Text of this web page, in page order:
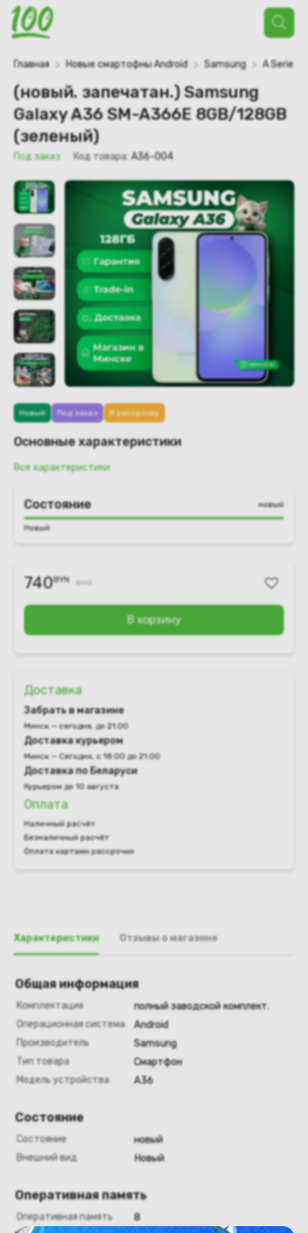
Поиск
товаров
Главная Новые смартофны Android Samsung A Series
(новый. запечатан.) Samsung
Galaxy A36 SM-A366E 8GB/128GB
(зеленый)
Под заказ Код товара: A36-004
Новый Под заказ В рассрочку
Основные характеристики
Все характеристики
Состояние новый
Новый
740BYN 890
В корзину
Доставка
Забрать в магазине
Минск — сегодня, до 21:00
Доставка курьером
Минск — Сегодня, с 18:00 до 21:00
Доставка по Беларуси
Курьером до 10 августа
Оплата
Наличный расчёт
Безналичный расчёт
Оплата картами рассрочки
Характеристики Отзывы о магазине
Общая информация
Комплектация
полный заводской комплект.
Операционная система
Android
Производитель
Samsung
Тип товара
Смартфон
Модель устройства
A36
Состояние
Состояние
новый
Внешний вид
Новый
Оперативная память
Оперативная память 8